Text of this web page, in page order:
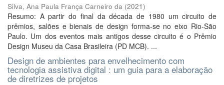
Silva, Ana Paula França Carneiro da (2021)
Resumo: A partir do final da década de 1980 um circuito de
prêmios, salões e bienais de design forma-se no eixo Rio-São
Paulo. Um dos eventos mais antigos desse circuito é o Prêmio
Design Museu da Casa Brasileira (PD MCB). ...
Design de ambientes para envelhecimento com
tecnologia assistiva digital : um guia para a elaboração
de diretrizes de projetos